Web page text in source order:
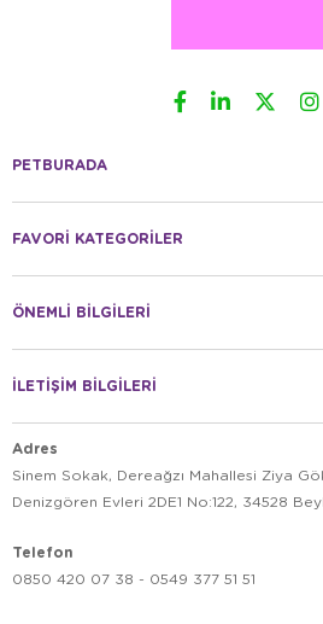
PETBURADA
FAVORİ KATEGORİLER
ÖNEMLİ BİLGİLERİ
İLETİŞİM BİLGİLERİ
Adres
Sinem Sokak, Dereağzı Mahallesi Ziya
Denizgören Evleri 2DE1 No:122, 34528
Telefon
0850 420 07 38 - 0549 377 51 51